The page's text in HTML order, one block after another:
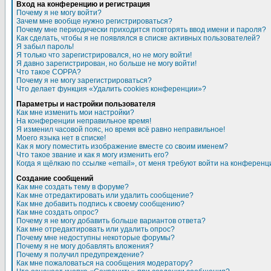
Вход на конференцию и регистрация
Почему я не могу войти?
Зачем мне вообще нужно регистрироваться?
Почему мне периодически приходится повторять ввод имени и пароля?
Как сделать, чтобы я не появлялся в списке активных пользователей?
Я забыл пароль!
Я только что зарегистрировался, но не могу войти!
Я давно зарегистрирован, но больше не могу войти!
Что такое COPPA?
Почему я не могу зарегистрироваться?
Что делает функция «Удалить cookies конференции»?
Параметры и настройки пользователя
Как мне изменить мои настройки?
На конференции неправильное время!
Я изменил часовой пояс, но время всё равно неправильное!
Моего языка нет в списке!
Как я могу поместить изображение вместе со своим именем?
Что такое звание и как я могу изменить его?
Когда я щёлкаю по ссылке «email», от меня требуют войти на
Создание сообщений
Как мне создать тему в форуме?
Как мне отредактировать или удалить сообщение?
Как мне добавить подпись к своему сообщению?
Как мне создать опрос?
Почему я не могу добавить больше вариантов ответа?
Как мне отредактировать или удалить опрос?
Почему мне недоступны некоторые форумы?
Почему я не могу добавлять вложения?
Почему я получил предупреждение?
Как мне пожаловаться на сообщения модератору?